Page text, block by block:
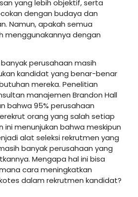
yang lebih objektif, serta
dengan budaya dan
Namun, apakah semua
menggunakannya dengan
perusahaan masih
kandidat yang benar-benar
mereka. Penelitian
manajemen Brandon Hall
bahwa 95% perusahaan
orang yang salah setiap
ini menunjukan bahwa meskipun
alat seleksi rekrutmen yang
banyak perusahaan yang
Mengapa hal ini bisa
cara meningkatkan
dalam rekrutmen kandidat?